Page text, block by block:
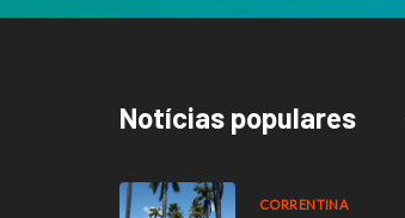
Notícias populares
CORRENTINA